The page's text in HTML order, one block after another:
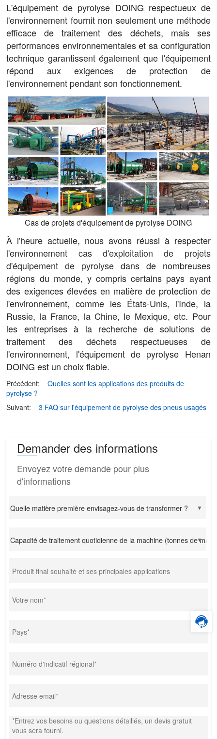
L'équipement de pyrolyse DOING respectueux de
l'environnement fournit non seulement une méthode
efficace de traitement des déchets, mais ses
performances environnementales et sa configuration
technique garantissent également que l'équipement
répond aux exigences de protection de
l'environnement pendant son fonctionnement.
Cas de projets d'équipement de pyrolyse DOING
À l'heure actuelle, nous avons réussi à respecter
l'environnement cas d'exploitation de projets
d'équipement de pyrolyse dans de nombreuses
régions du monde, y compris certains pays ayant
des exigences élevées en matière de protection de
l'environnement, comme les États-Unis, l'Inde, la
Russie, la France, la Chine, le Mexique, etc. Pour
les entreprises à la recherche de solutions de
traitement des déchets respectueuses de
l'environnement, l'équipement de pyrolyse Henan
DOING est un choix fiable.
Précédent:
Quelles sont les applications des produits de
pyrolyse ?
Suivant:
3 FAQ sur l'équipement de pyrolyse des pneus usagés
Demander des informations
Envoyez votre demande pour plus
d'informations